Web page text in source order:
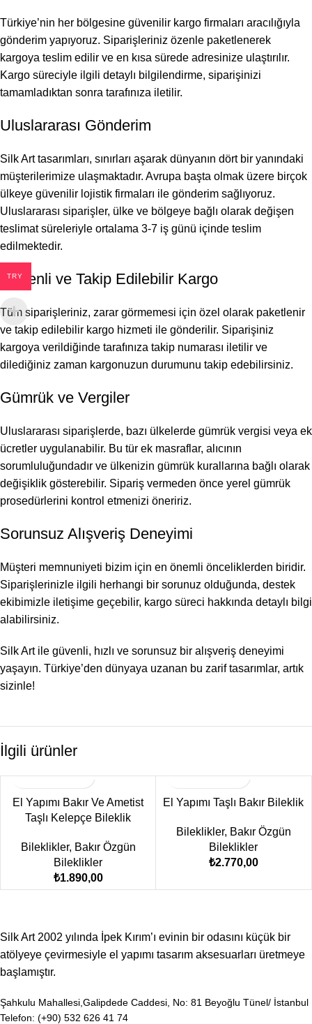
Türkiye’nin her bölgesine güvenilir kargo firmaları aracılığıyla
gönderim yapıyoruz. Siparişleriniz özenle paketlenerek
kargoya teslim edilir ve en kısa sürede adresinize ulaştırılır.
Kargo süreciyle ilgili detaylı bilgilendirme, siparişinizi
tamamladıktan sonra tarafınıza iletilir.
Uluslararası Gönderim
Silk Art tasarımları, sınırları aşarak dünyanın dört bir yanındaki
müşterilerimize ulaşmaktadır. Avrupa başta olmak üzere birçok
ülkeye güvenilir lojistik firmaları ile gönderim sağlıyoruz.
Uluslararası siparişler, ülke ve bölgeye bağlı olarak değişen
teslimat süreleriyle ortalama 3-7 iş günü içinde teslim
edilmektedir.
Güvenli ve Takip Edilebilir Kargo
Tüm siparişleriniz, zarar görmemesi için özel olarak paketlenir
ve takip edilebilir kargo hizmeti ile gönderilir. Siparişiniz
kargoya verildiğinde tarafınıza takip numarası iletilir ve
dilediğiniz zaman kargonuzun durumunu takip edebilirsiniz.
Gümrük ve Vergiler
Uluslararası siparişlerde, bazı ülkelerde gümrük vergisi veya ek
ücretler uygulanabilir. Bu tür ek masraflar, alıcının
sorumluluğundadır ve ülkenizin gümrük kurallarına bağlı olarak
değişiklik gösterebilir. Sipariş vermeden önce yerel gümrük
prosedürlerini kontrol etmenizi öneririz.
Sorunsuz Alışveriş Deneyimi
Müşteri memnuniyeti bizim için en önemli önceliklerden biridir.
Siparişlerinizle ilgili herhangi bir sorunuz olduğunda, destek
ekibimizle iletişime geçebilir, kargo süreci hakkında detaylı bilgi
alabilirsiniz.
Silk Art ile güvenli, hızlı ve sorunsuz bir alışveriş deneyimi
yaşayın. Türkiye’den dünyaya uzanan bu zarif tasarımlar, artık
sizinle!
İlgili ürünler
El Yapımı Bakır Ve Ametist
Taşlı Kelepçe Bileklik
Bileklikler, Bakır Özgün
Bileklikler
₺1.890,00
El Yapımı Taşlı Bakır Bileklik
Bileklikler, Bakır Özgün
Bileklikler
₺2.770,00
Silk Art 2002 yılında İpek Kırım’ı evinin bir odasını küçük bir
atölyeye çevirmesiyle el yapımı tasarım aksesuarları üretmeye
başlamıştır.
Şahkulu Mahallesi,Galipdede Caddesi, No: 81 Beyoğlu Tünel/ İstanbul
Telefon: (+90) 532 626 41 74
TRY